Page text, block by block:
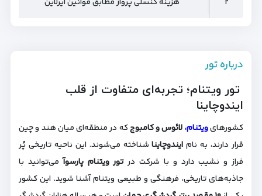
درباره تور
تور ویتنام؛ تجربه‌ای متفاوت از قلب
ایندوچاینا
کشورهایویتنام، لائوس و کامبوجکه در منطقه‌ای میان هند و چین
قرار دارند، به نام ایندوچایناشناخته می‌شوند. این ناحیه تاریخی پُر
فراز و نشیب دارد و با شرکت درتور ویتنام پارسوآمی‌توانید با
جاذبه‌های تاریخی، فرهنگی و طبیعی ویتنام آشنا شوید. این کشور